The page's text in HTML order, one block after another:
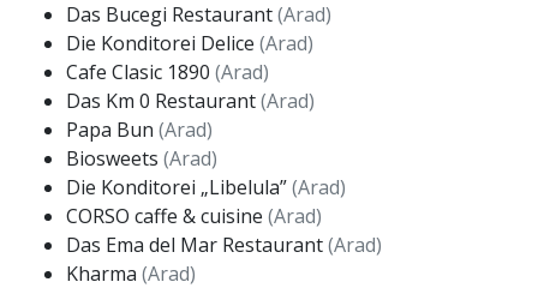
Das Bucegi Restaurant(Arad)
Die Konditorei Delice (Arad)
Cafe Clasic 1890 (Arad)
Das Km 0 Restaurant(Arad)
Papa Bun (Arad)
Biosweets (Arad)
Die Konditorei „Libelula”(Arad)
CORSO caffe & cuisine (Arad)
Das Ema del Mar Restaurant(Arad)
Kharma (Arad)